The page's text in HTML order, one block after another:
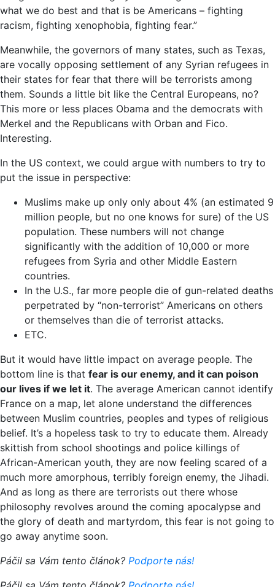
what we do best and that is be Americans – fighting
racism, fighting xenophobia, fighting fear.”
Meanwhile, the governors of many states, such as Texas,
are vocally opposing settlement of any Syrian refugees in
their states for fear that there will be terrorists among
them. Sounds a little bit like the Central Europeans, no?
This more or less places Obama and the democrats with
Merkel and the Republicans with Orban and Fico.
Interesting.
In the US context, we could argue with numbers to try to
put the issue in perspective:
Muslims make up only only about 4% (an estimated 9
million people, but no one knows for sure) of the US
population. These numbers will not change
significantly with the addition of 10,000 or more
refugees from Syria and other Middle Eastern
countries.
In the U.S., far more people die of gun-related deaths
perpetrated by “non-terrorist” Americans on others
or themselves than die of terrorist attacks.
ETC.
But it would have little impact on average people. The
bottom line is that fear is our enemy, and it can poison
our lives if we let it. The average American cannot identify
France on a map, let alone understand the differences
between Muslim countries, peoples and types of religious
belief. It’s a hopeless task to try to educate them. Already
skittish from school shootings and police killings of
African-American youth, they are now feeling scared of a
much more amorphous, terribly foreign enemy, the Jihadi.
And as long as there are terrorists out there whose
philosophy revolves around the coming apocalypse and
the glory of death and martyrdom, this fear is not going to
go away anytime soon.
Páčil sa Vám tento článok? Podporte nás!